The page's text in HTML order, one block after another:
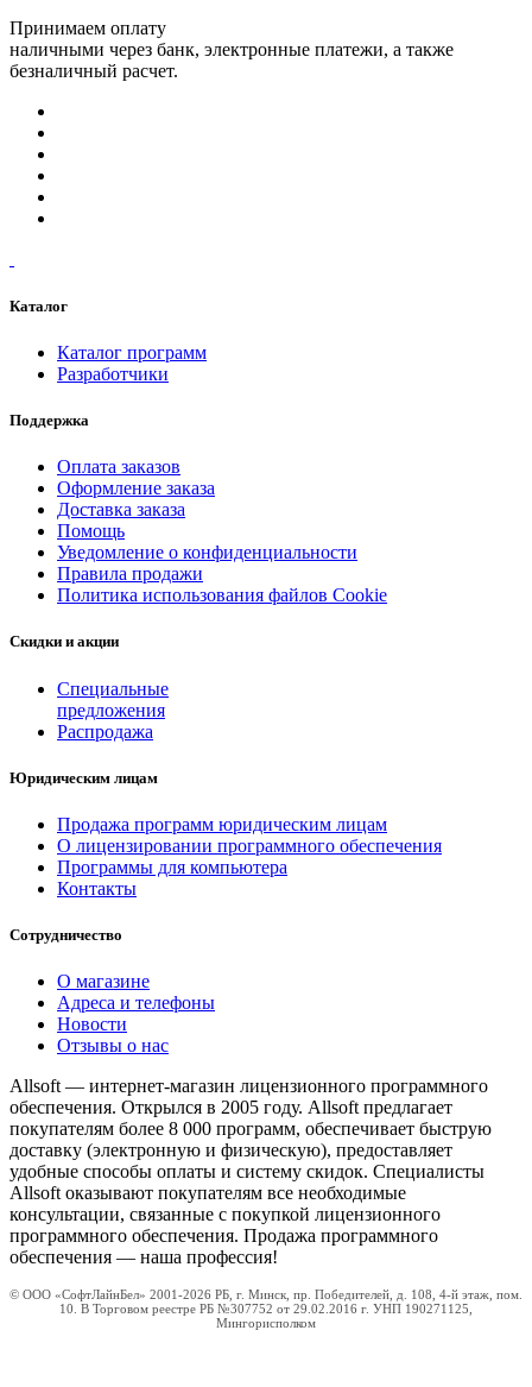
Принимаем оплату
наличными через банк, электронные платежи, а также
безналичный расчет.
Каталог
Каталог программ
Разработчики
Поддержка
Оплата заказов
Оформление заказа
Доставка заказа
Помощь
Уведомление о конфиденциальности
Правила продажи
Политика использования файлов Cookie
Скидки и акции
Специальные
предложения
Распродажа
Юридическим лицам
Продажа программ юридическим лицам
О лицензировании программного обеспечения
Программы для компьютера
Контакты
Сотрудничество
О магазине
Адреса и телефоны
Новости
Отзывы о нас
Allsoft — интернет-магазин лицензионного программного
обеспечения. Открылся в 2005 году. Allsoft предлагает
покупателям более 8 000 программ, обеспечивает быструю
доставку (электронную и физическую), предоставляет
удобные способы оплаты и систему скидок. Специалисты
Allsoft оказывают покупателям все необходимые
консультации, связанные с покупкой лицензионного
программного обеспечения. Продажа программного
обеспечения — наша профессия!
© ООО «СофтЛайнБел» 2001-2026 РБ, г. Минск, пр. Победителей, д. 108, 4-й этаж, пом.
10. В Торговом реестре РБ №307752 от 29.02.2016 г. УНП 190271125,
Мингорисполком